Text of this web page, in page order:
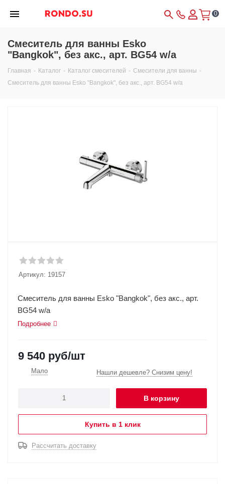
0
Смеситель для ванны Esko
"Bangkok", без акс., арт. BG54 w/a
Главная - Каталог - Каталог смесителей - Смесители для ванны -
Смеситель для ванны Esko "Bangkok", без акс., арт. BG54 w/a
Артикул: 19157
Смеситель для ванны Esko "Bangkok", без акс., арт.
BG54 w/a
Подробнее
9 540 руб/шт
Мало Нашли дешевле? Снизим цену!
В корзину
Купить в 1 клик
Рассчитать доставку